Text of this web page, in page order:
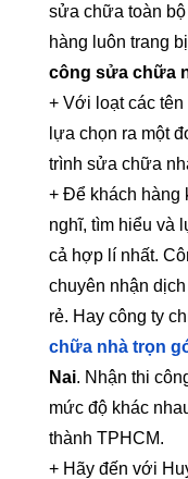
sửa chữa toàn
hàng luôn trang
công sửa chữa
+ Với loạt các
lựa chọn ra một
trình sửa chữa
+ Để khách hàng
nghĩ, tìm hiểu và
cả hợp lí nhất.
chuyên nhận
rẻ. Hay công ty
chữa nhà trọn
Nai. Nhận thi
mức độ khác
thành TPHCM.
+ Hãy đến với